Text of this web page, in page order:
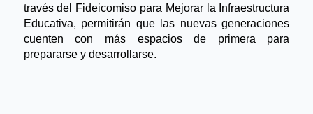
través del Fideicomiso para Mejorar la Infraestructura
Educativa, permitirán que las nuevas generaciones
cuenten con más espacios de primera para
prepararse y desarrollarse.